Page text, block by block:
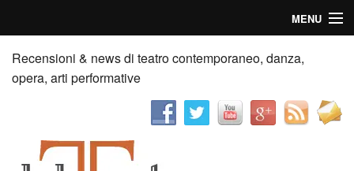
MENU
Home
Recensioni
News
Recensioni & news di teatro contemporaneo, danza,
opera, arti performative